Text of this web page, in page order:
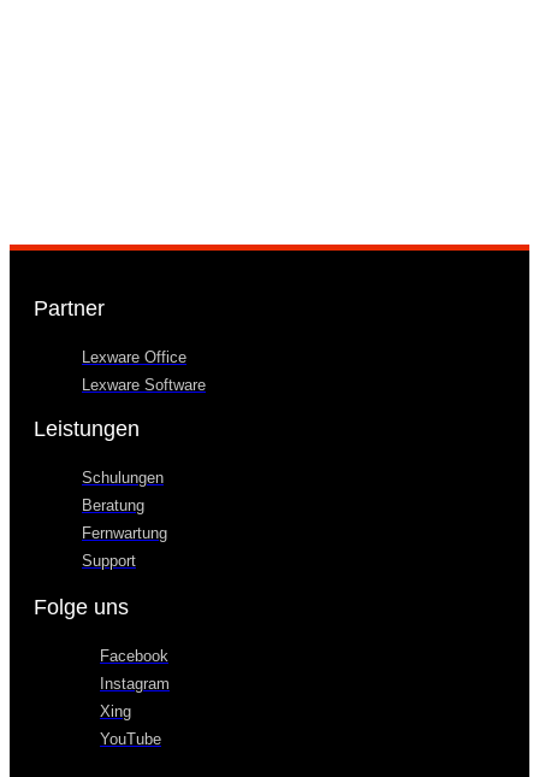
Partner
Lexware Office
Lexware Software
Leistungen
Schulungen
Beratung
Fernwartung
Support
Folge uns
Facebook
Instagram
Xing
YouTube